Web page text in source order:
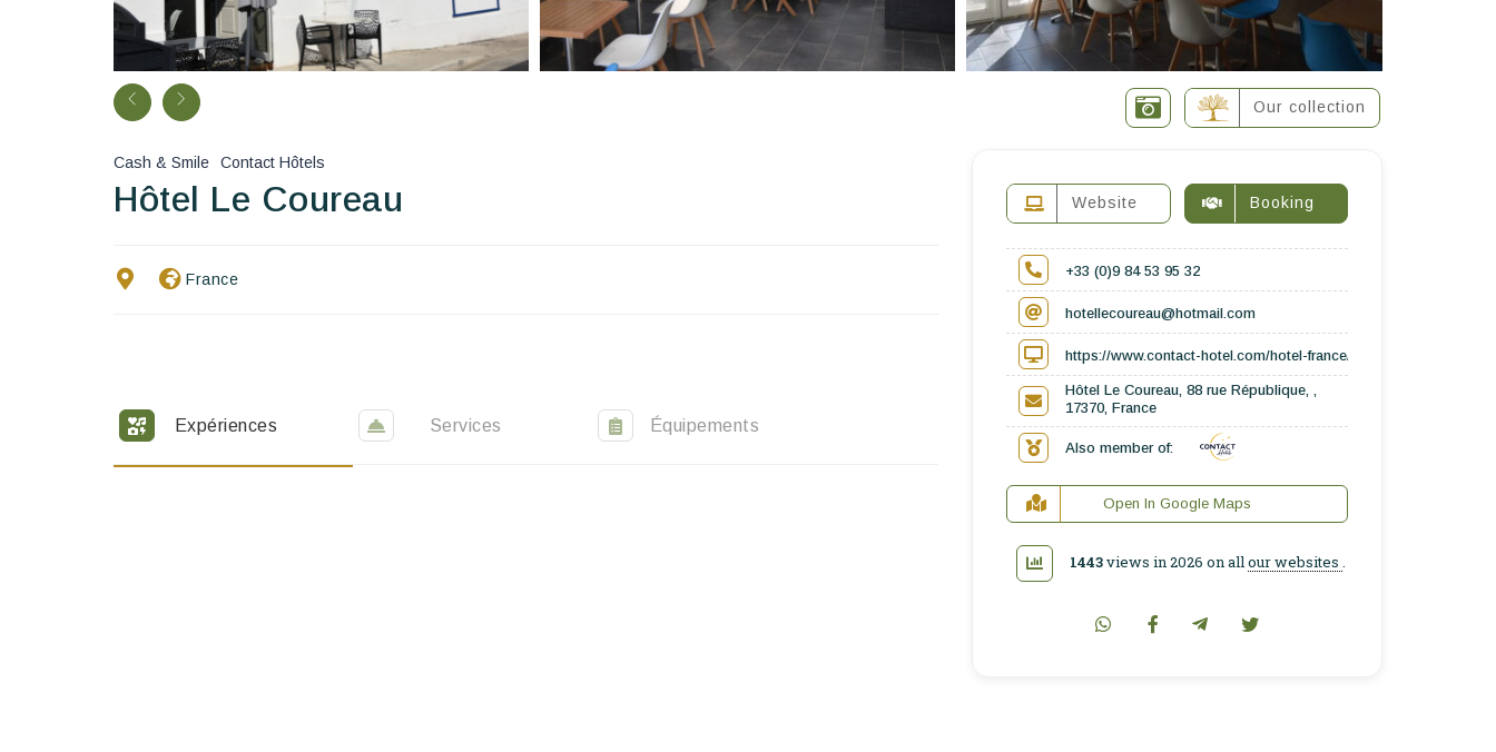
Thematic Stays
Our collection
Cash & Smile Contact Hôtels
Hôtel Le Coureau
France
Expériences Services Équipements
Website Booking
+33 (0)9 84 53 95 32
hotellecoureau@hotmail.com
https://www.contact-hotel.com/hotel-france/6601/hotel-le-
Hôtel Le Coureau, 88 rue République, ,
17370, France
Also member of:
Open In Google Maps
1443views in 2026 on allour websites .